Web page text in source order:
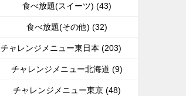
食べ放題(スイーツ) (43)
食べ放題(その他) (32)
チャレンジメニュー東日本 (203)
チャレンジメニュー北海道 (9)
チャレンジメニュー東京 (48)